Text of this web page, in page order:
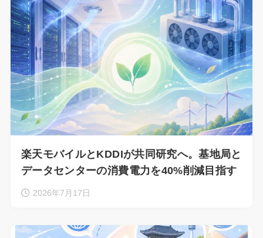
楽天モバイルとKDDIが共同研究へ。基地局と
データセンターの消費電力を40%削減目指す
2026年7月17日